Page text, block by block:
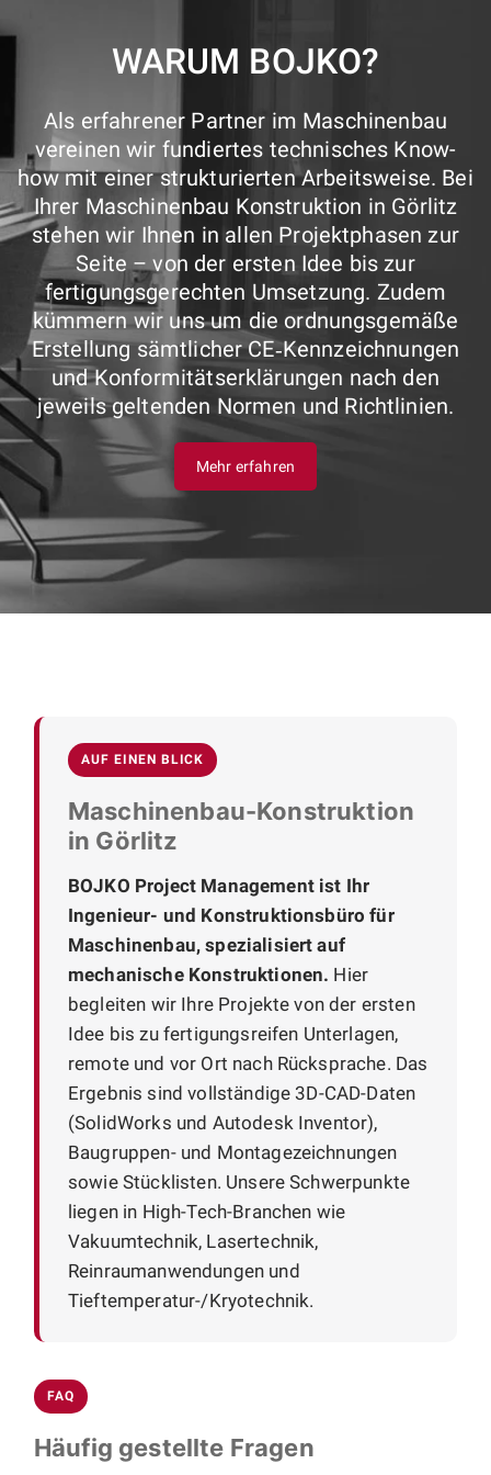
WARUM BOJKO?
Als erfahrener Partner im Maschinenbau
vereinen wir fundiertes technisches Know-
how mit einer strukturierten Arbeitsweise. Bei
Ihrer Maschinenbau Konstruktion in Görlitz
stehen wir Ihnen in allen Projektphasen zur
Seite – von der ersten Idee bis zur
fertigungsgerechten Umsetzung. Zudem
kümmern wir uns um die ordnungsgemäße
Erstellung sämtlicher CE‑Kennzeichnungen
und Konformitätserklärungen nach den
jeweils geltenden Normen und Richtlinien.
Mehr erfahren
AUF EINEN BLICK
Maschinenbau-Konstruktion
in Görlitz
BOJKO Project Management ist Ihr
Ingenieur- und Konstruktionsbüro für
Maschinenbau, spezialisiert auf
mechanische Konstruktionen. Hier
begleiten wir Ihre Projekte von der ersten
Idee bis zu fertigungsreifen Unterlagen,
remote und vor Ort nach Rücksprache. Das
Ergebnis sind vollständige 3D-CAD-Daten
(SolidWorks und Autodesk Inventor),
Baugruppen- und Montagezeichnungen
sowie Stücklisten. Unsere Schwerpunkte
liegen in High-Tech-Branchen wie
Vakuumtechnik, Lasertechnik,
Reinraumanwendungen und
Tieftemperatur-/Kryotechnik.
FAQ
Häufig gestellte Fragen